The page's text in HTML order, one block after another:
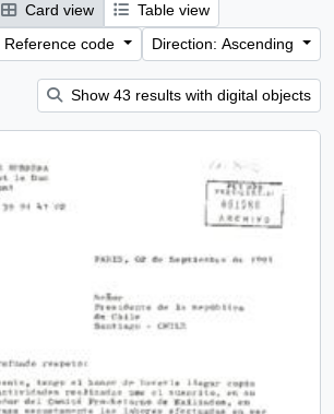
Card view
Table view
Reference code
Direction: Ascending
Show 43 results with digital objects